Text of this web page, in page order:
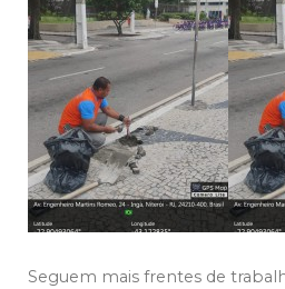
Seguem mais frentes de